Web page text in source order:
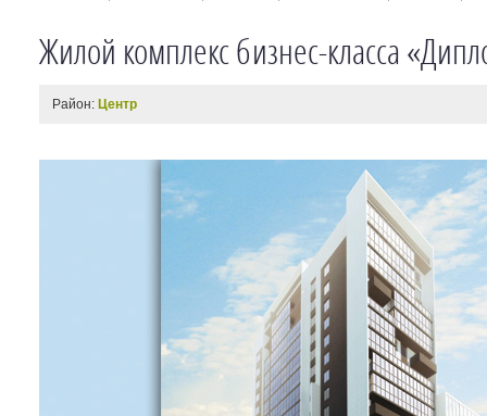
Жилой комплекс бизнес-класса
Район: Центр